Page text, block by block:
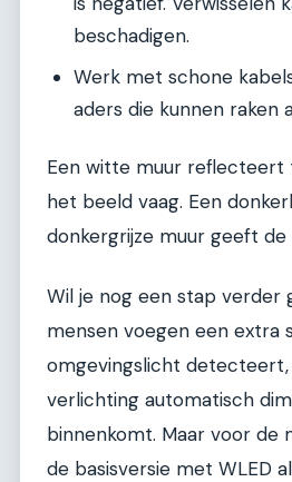
beschadigen.
Werk met schone
aders die kunnen raken
Een witte muur reflecteert
het beeld vaag. Een
donkergrijze muur geeft de
Wil je nog een stap verder
mensen voegen een extra
omgevingslicht
verlichting automatisch
binnenkomt. Maar voor de
de basisversie met WLED